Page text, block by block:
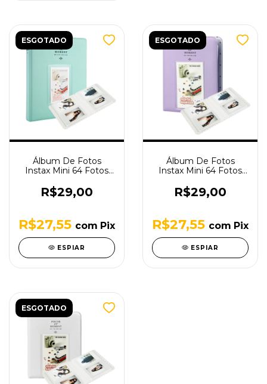
ESGOTADO
Álbum De Fotos
Instax Mini 64 Fotos
Verde
R$29,00
R$27,55 com Pix
ESPIAR
ESGOTADO
Álbum De Fotos
Instax Mini 64 Fotos
Roxo
R$29,00
R$27,55 com Pix
ESPIAR
ESGOTADO